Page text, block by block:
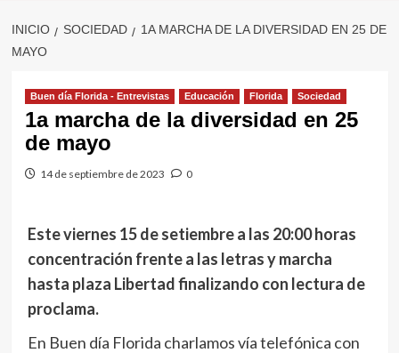
INICIO SOCIEDAD
1A MARCHA DE LA DIVERSIDAD EN 25 DE
MAYO
Buen día Florida - Entrevistas Educación Florida Sociedad
1a marcha de la diversidad en 25
de mayo
14 de septiembre de 2023 0
Este viernes 15 de setiembre a las 20:00 horas
concentración frente a las letras y marcha
hasta plaza Libertad finalizando con lectura de
proclama.
En Buen día Florida charlamos vía telefónica con